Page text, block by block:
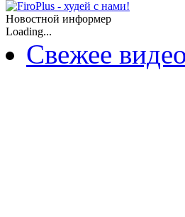
Новостной информер
Loading...
Свежее видео